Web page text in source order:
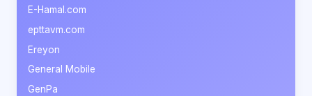
E-Hamal.com
epttavm.com
Ereyon
General Mobile
GenPa